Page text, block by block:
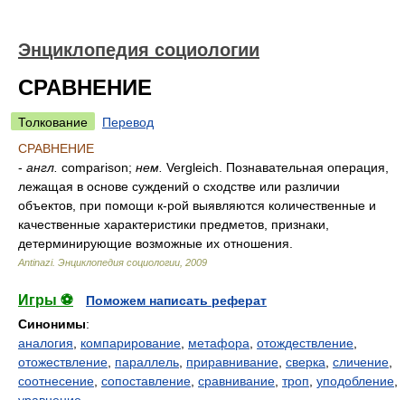
Энциклопедия социологии
СРАВНЕНИЕ
Толкование
Перевод
СРАВНЕНИЕ
- англ. comparison; нем. Vergleich. Познавательная операция,
лежащая в основе суждений о сходстве или различии
объектов, при помощи к-рой выявляются количественные и
качественные характеристики предметов, признаки,
детерминирующие возможные их отношения.
Antinazi. Энциклопедия социологии 2009
Игры ⚽
Поможем написать реферат
Синонимы:
аналогия
компарирование метафора отождествление
отожествление параллель приравнивание сверка сличение
соотнесение сопоставление сравнивание троп уподобление